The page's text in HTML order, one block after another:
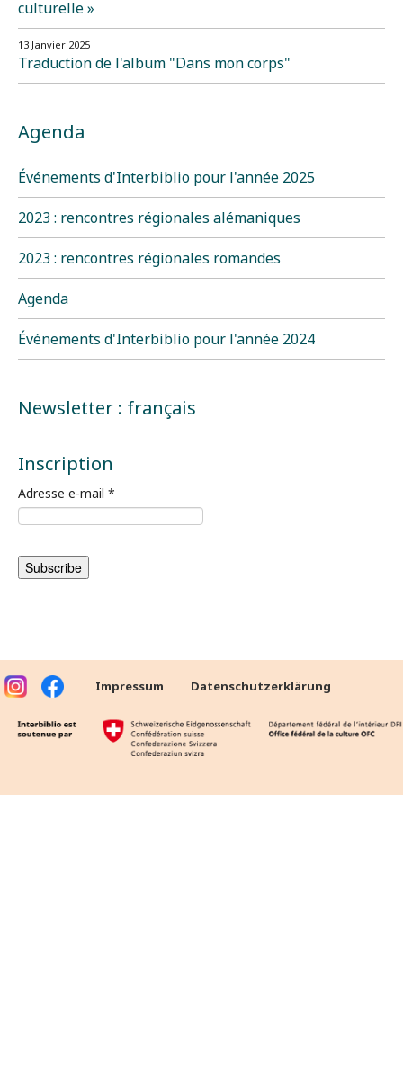
culturelle »
13 Janvier 2025
Traduction de l'album "Dans mon corps"
Agenda
Événements d'Interbiblio pour l'année 2025
2023 : rencontres régionales alémaniques
2023 : rencontres régionales romandes
Agenda
Événements d'Interbiblio pour l'année 2024
Newsletter : français
Inscription
Adresse e-mail *
Impressum Datenschutzerklärung